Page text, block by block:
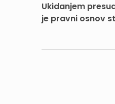
Ukidanjem
je pravni osnov